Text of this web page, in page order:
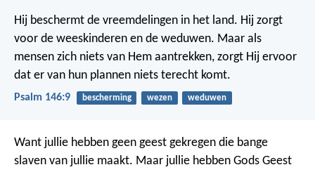
Hij beschermt de vreemdelingen in het land. Hij zorgt
voor de weeskinderen en de weduwen. Maar als
mensen zich niets van Hem aantrekken, zorgt Hij ervoor
dat er van hun plannen niets terecht komt.
Psalm 146:9 bescherming wezen weduwen
Want jullie hebben geen geest gekregen die bange
slaven van jullie maakt. Maar jullie hebben Gods Geest